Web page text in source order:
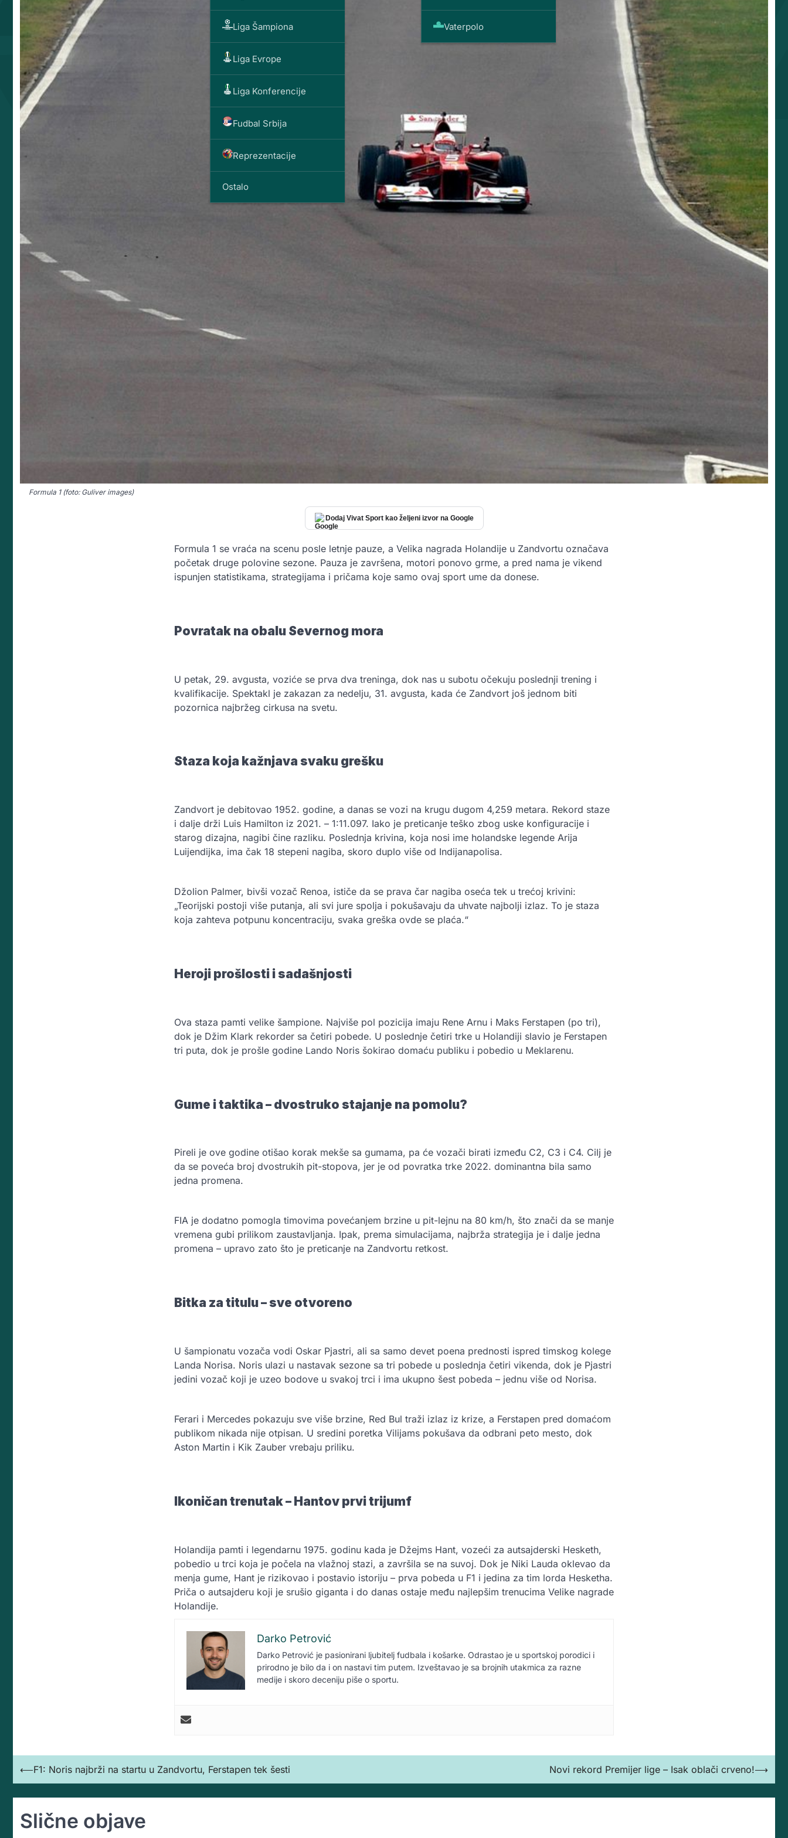
Liga Šampiona
Liga Evrope
Liga Konferencije
Fudbal Srbija
Reprezentacije
Ostalo
Vaterpolo
Formula 1 (foto: Guliver images)
Dodaj Vivat Sport kao željeni izvor na Google
Formula 1 se vraća na scenu posle letnje pauze, a Velika nagrada Holandije u Zandvortu označava
početak druge polovine sezone. Pauza je završena, motori ponovo grme, a pred nama je vikend
ispunjen statistikama, strategijama i pričama koje samo ovaj sport ume da donese.
Povratak na obalu Severnog mora
U petak, 29. avgusta, voziće se prva dva treninga, dok nas u subotu očekuju poslednji trening i
kvalifikacije. Spektakl je zakazan za nedelju, 31. avgusta, kada će Zandvort još jednom biti
pozornica najbržeg cirkusa na svetu.
Staza koja kažnjava svaku grešku
Zandvort je debitovao 1952. godine, a danas se vozi na krugu dugom 4,259 metara. Rekord staze
i dalje drži Luis Hamilton iz 2021. – 1:11.097. Iako je preticanje teško zbog uske konfiguracije i
starog dizajna, nagibi čine razliku. Poslednja krivina, koja nosi ime holandske legende Arija
Luijendijka, ima čak 18 stepeni nagiba, skoro duplo više od Indijanapolisa.
Džolion Palmer, bivši vozač Renoa, ističe da se prava čar nagiba oseća tek u trećoj krivini:
„Teorijski postoji više putanja, ali svi jure spolja i pokušavaju da uhvate najbolji izlaz. To je staza
koja zahteva potpunu koncentraciju, svaka greška ovde se plaća.“
Heroji prošlosti i sadašnjosti
Ova staza pamti velike šampione. Najviše pol pozicija imaju Rene Arnu i Maks Ferstapen (po tri),
dok je Džim Klark rekorder sa četiri pobede. U poslednje četiri trke u Holandiji slavio je Ferstapen
tri puta, dok je prošle godine Lando Noris šokirao domaću publiku i pobedio u Meklarenu.
Gume i taktika – dvostruko stajanje na pomolu?
Pireli je ove godine otišao korak mekše sa gumama, pa će vozači birati između C2, C3 i C4. Cilj je
da se poveća broj dvostrukih pit-stopova, jer je od povratka trke 2022. dominantna bila samo
jedna promena.
FIA je dodatno pomogla timovima povećanjem brzine u pit-lejnu na 80 km/h, što znači da se manje
vremena gubi prilikom zaustavljanja. Ipak, prema simulacijama, najbrža strategija je i dalje jedna
promena – upravo zato što je preticanje na Zandvortu retkost.
Bitka za titulu – sve otvoreno
U šampionatu vozača vodi Oskar Pjastri, ali sa samo devet poena prednosti ispred timskog kolege
Landa Norisa. Noris ulazi u nastavak sezone sa tri pobede u poslednja četiri vikenda, dok je Pjastri
jedini vozač koji je uzeo bodove u svakoj trci i ima ukupno šest pobeda – jednu više od Norisa.
Ferari i Mercedes pokazuju sve više brzine, Red Bul traži izlaz iz krize, a Ferstapen pred domaćom
publikom nikada nije otpisan. U sredini poretka Vilijams pokušava da odbrani peto mesto, dok
Aston Martin i Kik Zauber vrebaju priliku.
Ikoničan trenutak – Hantov prvi trijumf
Holandija pamti i legendarnu 1975. godinu kada je Džejms Hant, vozeći za autsajderski Hesketh,
pobedio u trci koja je počela na vlažnoj stazi, a završila se na suvoj. Dok je Niki Lauda oklevao da
menja gume, Hant je rizikovao i postavio istoriju – prva pobeda u F1 i jedina za tim lorda Hesketha.
Priča o autsajderu koji je srušio giganta i do danas ostaje među najlepšim trenucima Velike nagrade
Holandije.
Darko Petrović
Darko Petrović je pasionirani ljubitelj fudbala i košarke. Odrastao je u sportskoj porodici i
prirodno je bilo da i on nastavi tim putem. Izveštavao je sa brojnih utakmica za razne
medije i skoro deceniju piše o sportu.
Кретање
⟵F1: Noris najbrži na startu u Zandvortu, Ferstapen tek šesti Novi rekord Premijer lige – Isak oblači crveno!⟶
Slične objave